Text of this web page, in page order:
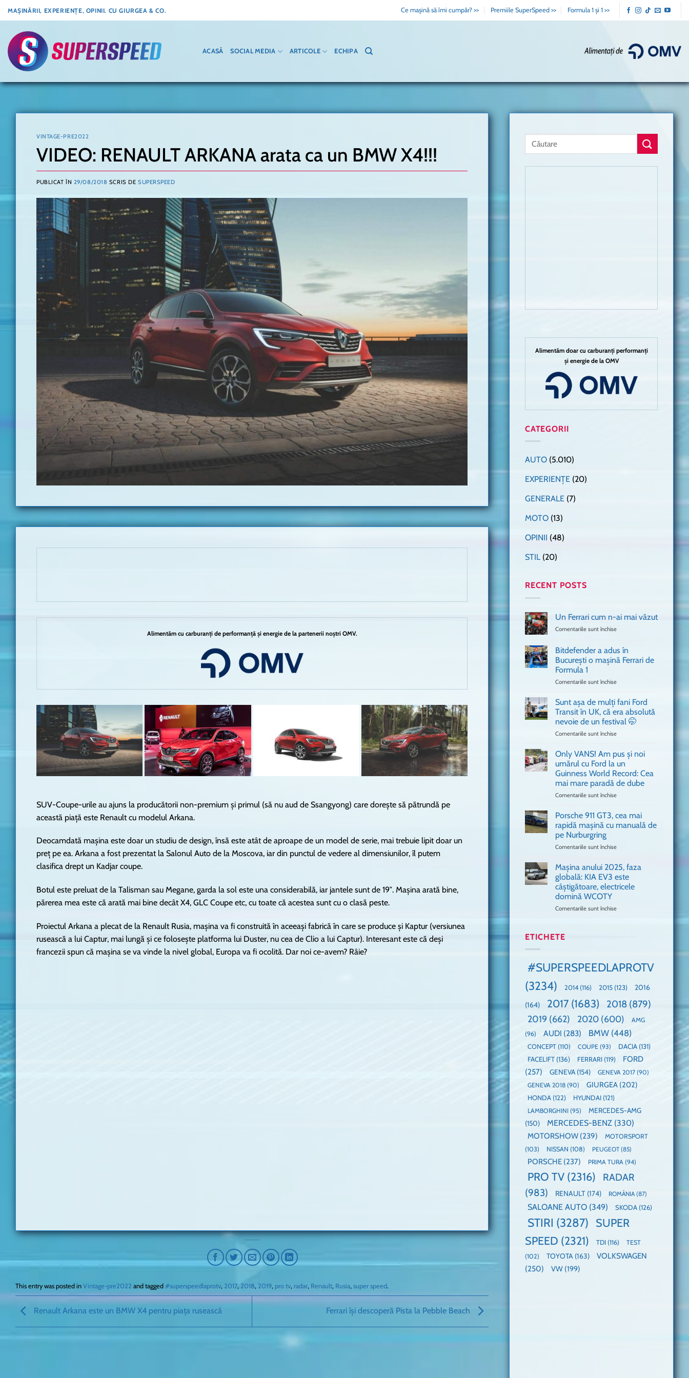
Skip
to
content
MAȘINĂRII, EXPERIENȚE, OPINII. CU GIURGEA & CO. Ce mașină să îmi cumpăr? >> Premiile SuperSpeed >> Formula 1 și 1 >>
ACASĂ SOCIAL MEDIA ARTICOLE ECHIPA
VINTAGE-PRE2022
VIDEO: RENAULT ARKANA arata ca un BMW X4!!!
PUBLICAT ÎN 29/08/2018 SCRIS DE SUPERSPEED
Alimentăm cu carburanți de performanță și energie de la partenerii noștri OMV.
SUV-Coupe-urile au ajuns la producătorii non-premium și primul (să nu aud de Ssangyong) care dorește să pătrundă pe
această piață este Renault cu modelul Arkana.
Deocamdată mașina este doar un studiu de design, însă este atât de aproape de un model de serie, mai trebuie lipit doar un
preț pe ea. Arkana a fost prezentat la Salonul Auto de la Moscova, iar din punctul de vedere al dimensiunilor, îl putem
clasifica drept un Kadjar coupe.
Botul este preluat de la Talisman sau Megane, garda la sol este una considerabilă, iar jantele sunt de 19″. Mașina arată bine,
părerea mea este că arată mai bine decât X4, GLC Coupe etc, cu toate că acestea sunt cu o clasă peste.
Proiectul Arkana a plecat de la Renault Rusia, mașina va fi construită în aceeași fabrică în care se produce și Kaptur (versiunea
rusească a lui Captur, mai lungă și ce folosește platforma lui Duster, nu cea de Clio a lui Captur). Interesant este că deși
francezii spun că mașina se va vinde la nivel global, Europa va fi ocolită. Dar noi ce-avem? Râie?
This entry was posted in Vintage-pre2022 and tagged #superspeedlaprotv, 2017, 2018, 2019, pro tv, radar, Renault, Rusia, super speed.
Renault Arkana este un BMW X4 pentru piața rusească Ferrari își descoperă Pista la Pebble Beach
Alimentăm doar cu carburanți performanți
și energie de la OMV
CATEGORII
AUTO (5.010)
EXPERIENȚE (20)
GENERALE (7)
MOTO (13)
OPINII (48)
STIL (20)
RECENT POSTS
Un Ferrari cum n-ai mai văzut
Comentariile sunt închise
Ferrari
cum
n-
Bitdefender a adus în
București o mașină Ferrari de
Formula 1
Comentariile sunt închise
a
adus
în
București
Ferrari
Formula
1
Sunt așa de mulți fani Ford
Transit în UK, că era absolută
nevoie de un festival 🤭
Comentariile sunt închise
de
mulți
fani
Ford
că
era
un
festival
🤭
Only VANS! Am pus și noi
umărul cu Ford la un
Guinness World Record: Cea
mai mare paradă de dube
Comentariile sunt închise
Am
pus
cu
Ford
la
un
dube
Porsche 911 GT3, cea mai
rapidă mașină cu manuală de
pe Nurburgring
Comentariile sunt închise
911
GT3,
cea
mai
Mașina anului 2025, faza
globală: KIA EV3 este
câștigătoare, electricele
domină WCOTY
Comentariile sunt închise
EV3
câștigătoare,
domină
ETICHETE
#SUPERSPEEDLAPROTV
(3234)
2014 (116) 2015 (123) 2016
(164) 2017 (1683) 2018 (879)
2019 (662) 2020 (600)
AMG
(96)
AUDI (283) BMW (448)
CONCEPT (110) COUPE (93) DACIA (131)
FACELIFT (136) FERRARI (119)
FORD
(257)
GENEVA(154) GENEVA 2017 (90)
GENEVA 2018 (90) GIURGEA (202)
HONDA (122) HYUNDAI (121)
LAMBORGHINI (95)
MERCEDES-AMG
(150)
MERCEDES-BENZ (330)
MOTORSHOW (239)
MOTORSPORT
(103)
NISSAN (108) PEUGEOT(85)
PORSCHE (237) PRIMA TURA (94)
PRO TV (2316)
RADAR
(983)
RENAULT (174) ROMÂNIA(87)
SALOANE AUTO (349) SKODA (126)
STIRI (3287)
SUPER
SPEED (2321) TDI (116)
TEST
(102)
TOYOTA (163)
VOLKSWAGEN
(250)
VW (199)